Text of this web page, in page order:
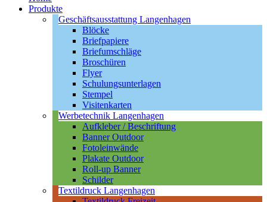
Produkte
Geschäftsausstattung Langenhagen
Blöcke
Briefpapiere
Briefumschläge
Broschüren
Flyer
Schulungsunterlagen
Stempel
Visitenkarten
Werbetechnik Langenhagen
Aufkleber / Beschriftung
Banner Outdoor
Fotoleinwände
Plakate Outdoor
Roll-up Banner
Schilder
Textildruck Langenhagen